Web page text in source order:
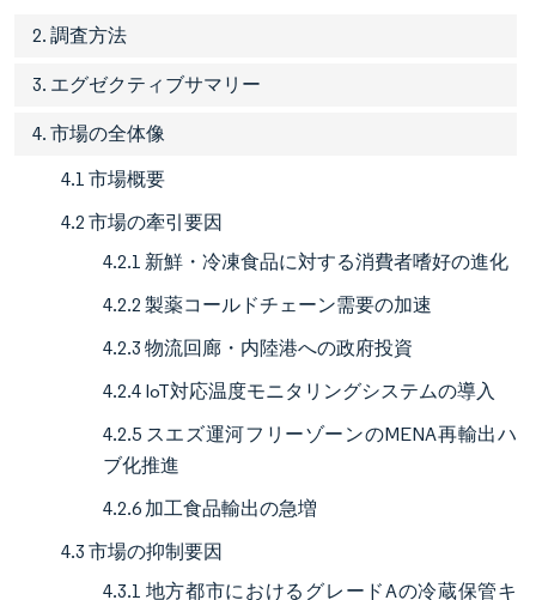
2. 調査方法
3. エグゼクティブサマリー
4. 市場の全体像
4.1 市場概要
4.2 市場の牽引要因
4.2.1 新鮮・冷凍食品に対する消費者嗜好の進化
4.2.2 製薬コールドチェーン需要の加速
4.2.3 物流回廊・内陸港への政府投資
4.2.4 IoT対応温度モニタリングシステムの導入
4.2.5 スエズ運河フリーゾーンのMENA再輸出ハ
ブ化推進
4.2.6 加工食品輸出の急増
4.3 市場の抑制要因
4.3.1 地方都市におけるグレードAの冷蔵保管キ